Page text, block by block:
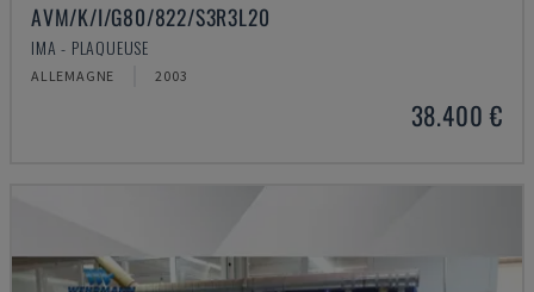
AVM/K/I/G80/822/S3R3L20
IMA - PLAQUEUSE
ALLEMAGNE 2003
38.400 €